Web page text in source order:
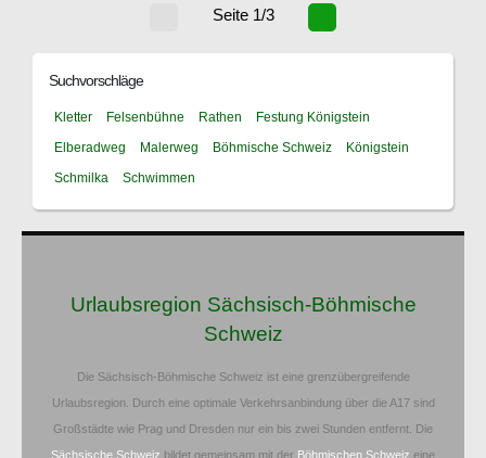
Seite 1/3
Suchvorschläge
Kletter Felsenbühne Rathen
Festung Königstein
Elberadweg
Malerweg Böhmische Schweiz
Königstein
Schmilka
Schwimmen
Urlaubsregion Sächsisch-Böhmische
Schweiz
Die Sächsisch-Böhmische Schweiz ist eine grenzübergreifende
Urlaubsregion. Durch eine optimale Verkehrsanbindung über die A17 sind
Großstädte wie Prag und Dresden nur ein bis zwei Stunden entfernt. Die
Sächsische Schweiz bildet gemeinsam mit der Böhmischen Schweiz eine